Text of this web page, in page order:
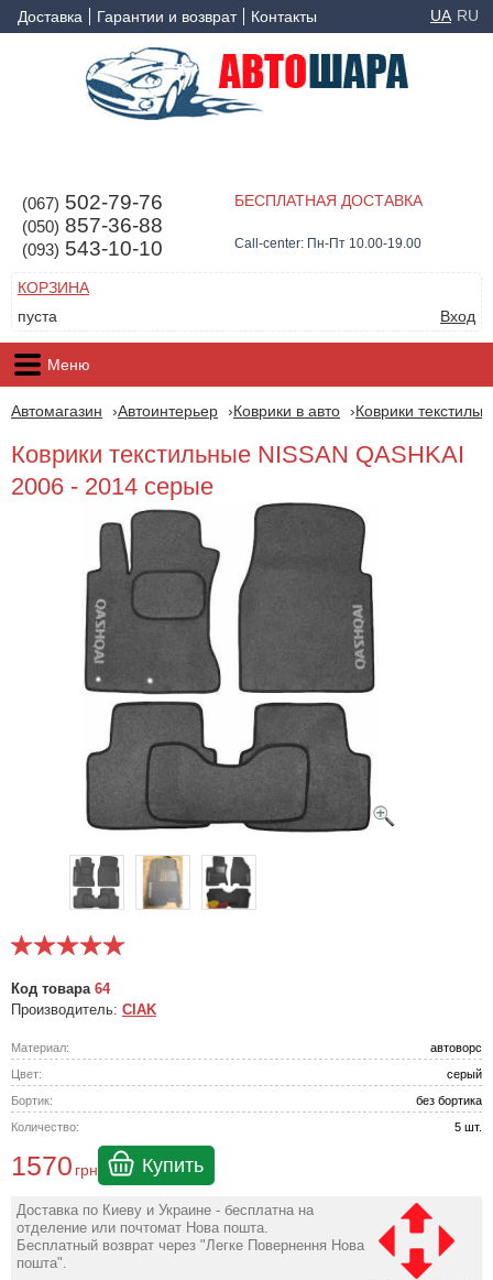
Доставка Гарантии и возврат Контакты UA RU
(067) 502-79-76
(050) 857-36-88
(093) 543-10-10
БЕСПЛАТНАЯ ДОСТАВКА
Call-center: Пн-Пт 10.00-19.00
КОРЗИНА
пуста
Вход
Меню
Автомагазин Автоинтерьер Коврики в авто Коврики
Коврики текстильные NISSAN QASHKAI
2006 - 2014 серые
Код товара 64
Производитель: CIAK
Материал:
автоворс
Цвет:
серый
Бортик:
без бортика
Количество:
5 шт.
1570 грн Купить
Доставка по Киеву и Украине - бесплатна на
отделение или почтомат Нова пошта.
Бесплатный возврат через "Легке Повернення Нова
пошта".